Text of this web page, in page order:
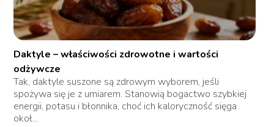
Daktyle – właściwości zdrowotne i wartości
odżywcze
Tak, daktyle suszone są zdrowym wyborem, jeśli
spożywa się je z umiarem. Stanowią bogactwo szybkiej
energii, potasu i błonnika, choć ich kaloryczność sięga
okoł...